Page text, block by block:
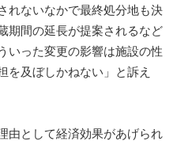
れないなかで最終処分地も決
期間の延長が提案されるなど
いった変更の影響は施設の性
を及ぼしかねない」と訴え
由として経済効果があげられ